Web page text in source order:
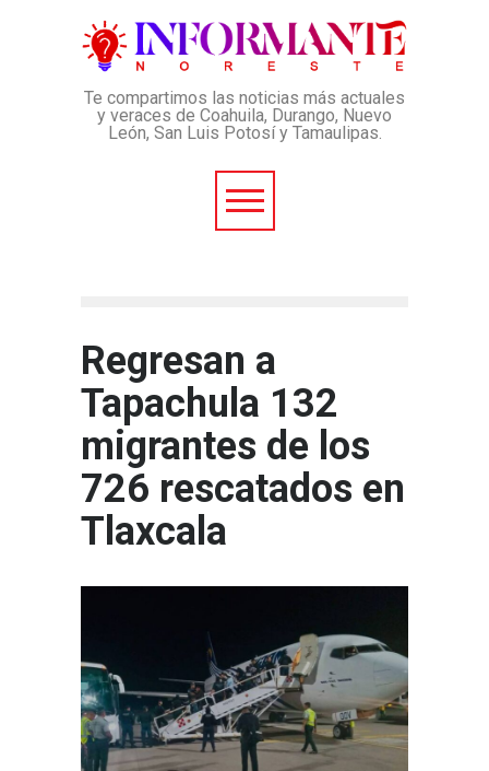
Te compartimos las noticias más actuales
y veraces de Coahuila, Durango, Nuevo
León, San Luis Potosí y Tamaulipas.
Regresan a
Tapachula 132
migrantes de los
726 rescatados en
Tlaxcala